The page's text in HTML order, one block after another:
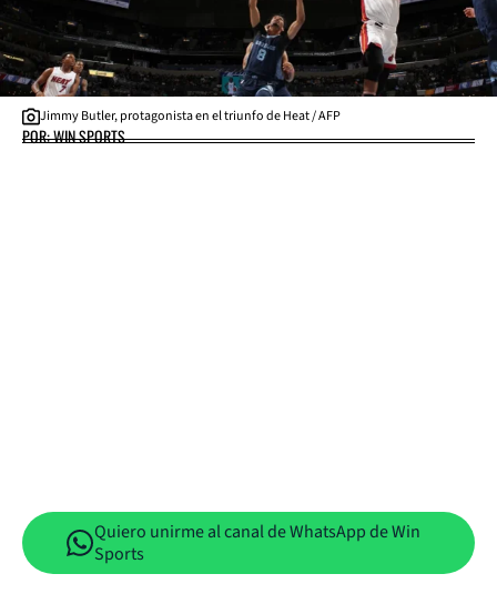
Jimmy Butler, protagonista en el triunfo de Heat / AFP
POR: WIN SPORTS
Quiero unirme al canal de WhatsApp de Win
Sports